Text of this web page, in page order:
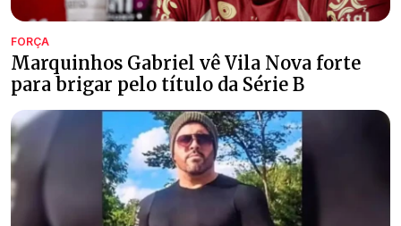
FORÇA
Marquinhos Gabriel vê Vila Nova forte
para brigar pelo título da Série B